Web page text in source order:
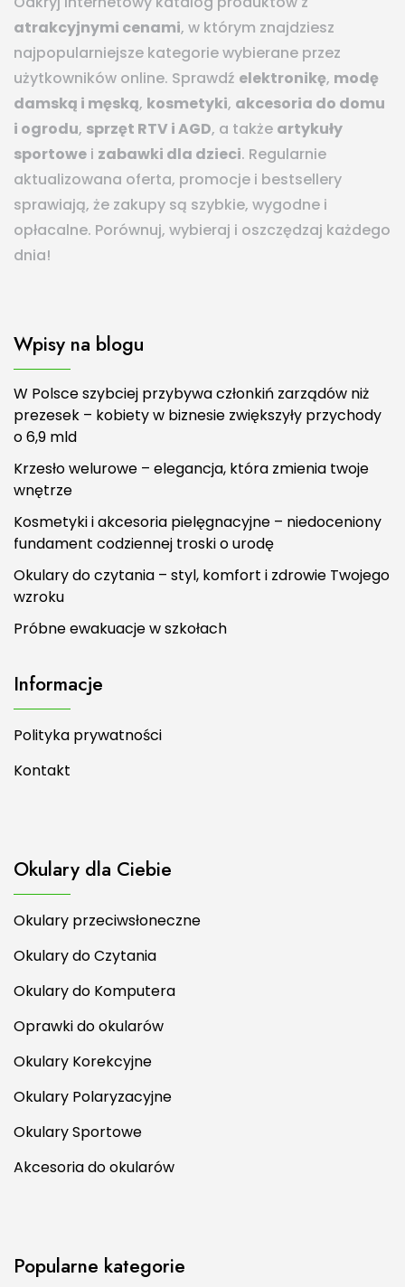
atrakcyjnymi cenami, w którym znajdziesz
najpopularniejsze kategorie wybierane przez
użytkowników online. Sprawdź elektronikę, modę
damską i męską, kosmetyki, akcesoria do domu
i ogrodu, sprzęt RTV i AGD, a także artykuły
sportowe i zabawki dla dzieci. Regularnie
aktualizowana oferta, promocje i bestsellery
sprawiają, że zakupy są szybkie, wygodne i
opłacalne. Porównuj, wybieraj i oszczędzaj każdego
dnia!
Wpisy na blogu
W Polsce szybciej przybywa członkiń zarządów niż
prezesek – kobiety w biznesie zwiększyły przychody
o 6,9 mld
Krzesło welurowe – elegancja, która zmienia twoje
wnętrze
Kosmetyki i akcesoria pielęgnacyjne – niedoceniony
fundament codziennej troski o urodę
Okulary do czytania – styl, komfort i zdrowie Twojego
wzroku
Próbne ewakuacje w szkołach
Informacje
Polityka prywatności
Kontakt
Okulary dla Ciebie
Okulary przeciwsłoneczne
Okulary do Czytania
Okulary do Komputera
Oprawki do okularów
Okulary Korekcyjne
Okulary Polaryzacyjne
Okulary Sportowe
Akcesoria do okularów
Popularne kategorie